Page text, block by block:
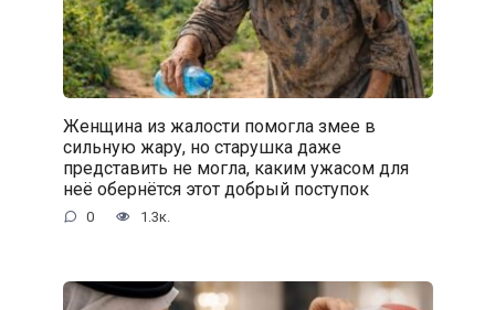
Женщина из жалости помогла змее в
сильную жару, но старушка даже
представить не могла, каким ужасом для
неё обернётся этот добрый поступок
0 1.3к.